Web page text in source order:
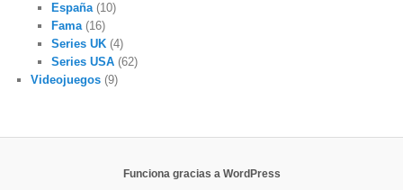
España(10)
Fama(16)
Series UK(4)
Series USA(62)
Videojuegos (9)
Funciona gracias a WordPress